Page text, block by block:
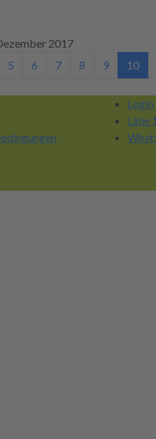
2017
5 6 7 8 9 10
Login
Linie